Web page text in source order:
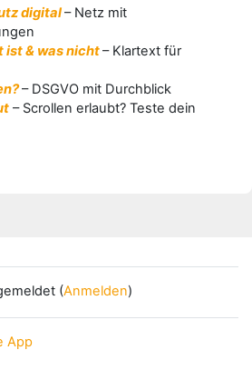
digital– Netz mit
ist & was nicht– Klartext für
– DSGVO mit Durchblick
– Scrollen erlaubt? Teste dein
(Anmelden)
App